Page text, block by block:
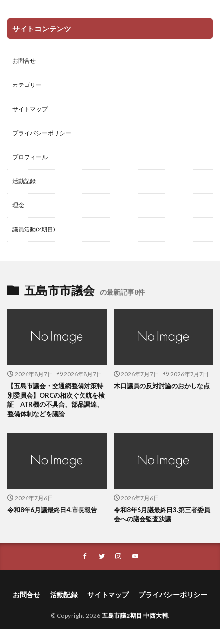
サイトコンテンツ
お問合せ
カテゴリー
サイトマップ
プライバシーポリシー
プロフィール
活動記録
理念
議員活動(2期目)
五島市市議会 の最新記事8件
2026年8月7日 2026年8月7日
【五島市議会・交通網整備対策特
別委員会】ORCの相次ぐ欠航を検
証 ATR機の不具合、部品調達、
整備体制などを議論
2026年7月7日 2026年7月7日
木口議員の反対討論のおかしな点
2026年7月6日
令和8年6月議最終日4.市長報告
2026年7月6日
令和8年6月議最終日3.第三者委員
会への議会監査決議
お問合せ 活動記録 サイトマップ プライバシーポリシー
© Copyright 2026 五島市議2期目 中西大輔.